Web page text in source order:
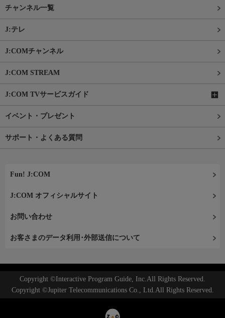
チャンネル一覧
J:テレ
J:COMチャンネル
J:COM STREAM
J:COM TVサービスガイド
イベント・プレゼント
サポート・よくある質問
Fun! J:COM
J:COM オフィシャルサイト
お問い合わせ
お客さまのデータ利用･外部送信について
Copyright ©Interactive Program Guide, Inc.All Rights Reserved.
Copyright ©Jupiter Telecommunications Co., Ltd.All Rights Reserved.